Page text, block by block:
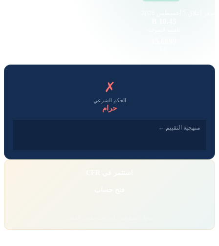
✗
الحكم الشرعي
حرام
منهجية التقييم ←